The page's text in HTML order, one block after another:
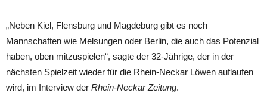
„Neben Kiel, Flensburg und Magdeburg gibt es noch
Mannschaften wie Melsungen oder Berlin, die auch das Potenzial
haben, oben mitzuspielen“, sagte der 32-Jährige, der in der
nächsten Spielzeit wieder für die Rhein-Neckar Löwen auflaufen
wird, im Interview der Rhein-Neckar Zeitung.